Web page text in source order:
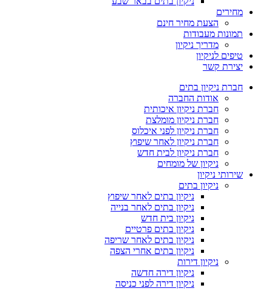
מחירים
הצעת מחיר חינם
תמונות מעבודות
מדריך ניקיון
טיפים לניקיון
יצירת קשר
חברת ניקיון בתים
אודות החברה
חברת ניקיון איכותית
חברת ניקיון מומלצת
חברת ניקיון לפני איכלוס
חברת ניקיון לאחר שיפוץ
חברת ניקיון לבית חדש
ניקיון של מומחים
שירותי ניקיון
ניקיון בתים
ניקיון בתים לאחר שיפוץ
ניקיון בתים לאחר בנייה
ניקיון בית חדש
ניקיון בתים פרטיים
ניקיון בתים לאחר שריפה
ניקיון בתים אחרי הצפה
ניקיון דירות
ניקיון דירה חדשה
ניקיון דירה לפני כניסה